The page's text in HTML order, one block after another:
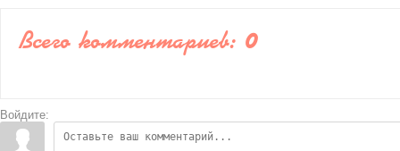
Всего комментариев: 0
Войдите: